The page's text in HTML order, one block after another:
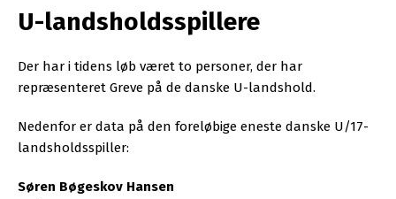
U-landsholdsspillere
Der har i tidens løb været to personer, der har
repræsenteret Greve på de danske U-landshold.
Nedenfor er data på den foreløbige eneste danske U/17-
landsholdsspiller:
Søren Bøgeskov Hansen